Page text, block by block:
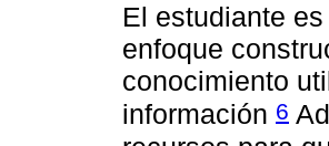
El estudiante
enfoque
conocimiento
información 6